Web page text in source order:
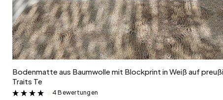
In den Warenkorb
Bodenmatte aus Baumwolle mit Blockprint in Weiß auf
Traits Te
&
4 Bewertungen